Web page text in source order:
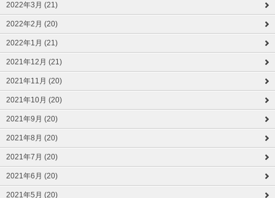
2022年3月 (21)
2022年2月 (20)
2022年1月 (21)
2021年12月 (21)
2021年11月 (20)
2021年10月 (20)
2021年9月 (20)
2021年8月 (20)
2021年7月 (20)
2021年6月 (20)
2021年5月 (20)